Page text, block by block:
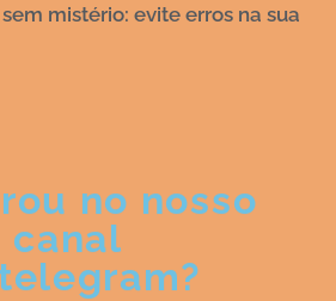
mistério: evite erros na sua
no nosso
canal